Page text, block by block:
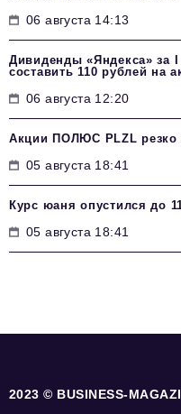
06 августа 14:13
Дивиденды «Яндекса» за I
составить 110 рублей на
06 августа 12:20
Акции ПОЛЮС PLZL
05 августа 18:41
Курс юаня опустился до
05 августа 18:41
2023 © BUSINESS-